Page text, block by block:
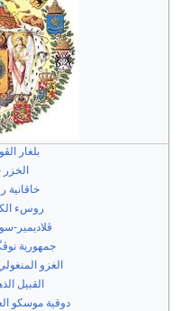
بلغار
الخزر
روسء
ڤلاديمير-
جمهورية
الغزو
القبيل
دوقية موسكو